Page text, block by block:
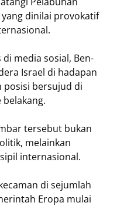
dinilai provokatif
media sosial, Ben-
Israel di hadapan
posisi bersujud di
tersebut bukan
melainkan
internasional.
di sejumlah
Eropa mulai